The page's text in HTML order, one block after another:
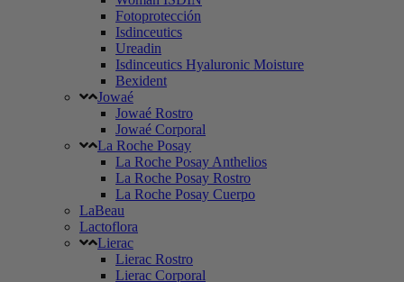
Fotoprotección
Isdinceutics
Ureadin
Isdinceutics Hyaluronic Moisture
Bexident
Jowaé
Jowaé Rostro
Jowaé Corporal
La Roche Posay
La Roche Posay Anthelios
La Roche Posay Rostro
La Roche Posay Cuerpo
LaBeau
Lactoflora
Lierac
Lierac Rostro
Lierac Corporal